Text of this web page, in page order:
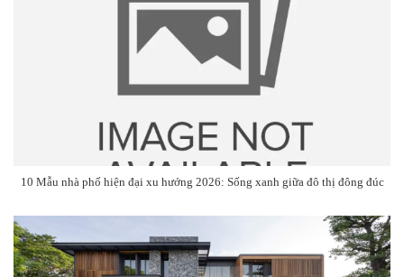
10 Mẫu nhà phố hiện đại xu hướng 2026: Sống xanh giữa đô thị đông đúc